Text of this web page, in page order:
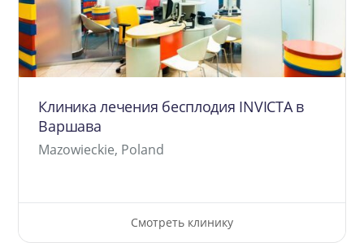
Клиника лечения бесплодия INVICTA в
Варшава
Mazowieckie, Poland
Смотреть клинику